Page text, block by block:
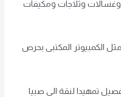
وثلاجات ومكيفات
الكمبيوتر المكتبى بحرص
تمهيدا لنقة الى صبيا